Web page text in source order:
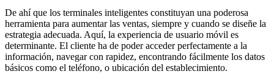
De ahí que los terminales inteligentes constituyan una poderosa
herramienta para aumentar las ventas, siempre y cuando se diseñe la
estrategia adecuada. Aquí, la experiencia de usuario móvil es
determinante. El cliente ha de poder acceder perfectamente a la
información, navegar con rapidez, encontrando fácilmente los datos
básicos como el teléfono, o ubicación del establecimiento.